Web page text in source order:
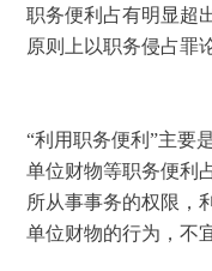
职务便利占有明显超
原则上以职务侵占罪
“利用职务便利”主要
单位财物等职务便利
所从事事务的权限，
单位财物的行为，不